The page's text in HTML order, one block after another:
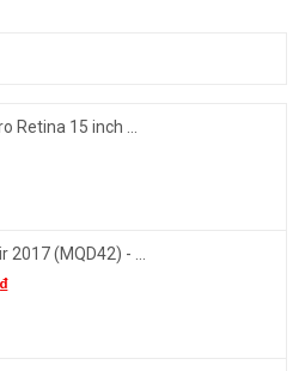
Retina 15 inch ...
2017 (MQD42) - ...